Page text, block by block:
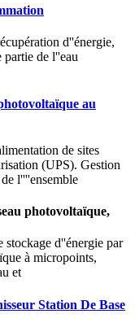
d''énergie,
partie de l''eau
au
de sites
(UPS). Gestion
l''''ensemble
photovoltaïque,
stockage d''énergie par
à micropoints,
et
Station De Base